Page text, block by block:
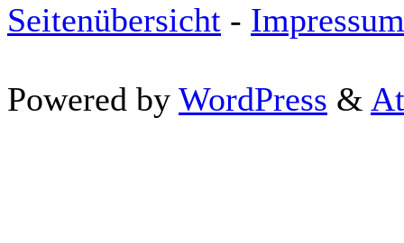
Seitenübersicht - Impressum
Powered by WordPress &